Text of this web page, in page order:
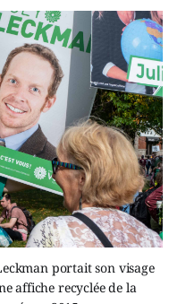
portait son visage
affiche recyclée de la